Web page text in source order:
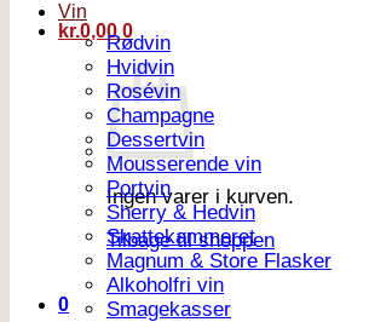
kr.0,00 0
Ingen varer i kurven.
Tilbage til shoppen
0
Vin
Rødvin
Hvidvin
Rosévin
Champagne
Dessertvin
Mousserende vin
Portvin
Sherry & Hedvin
Skattekammeret
Magnum & Store Flasker
Alkoholfri vin
Smagekasser